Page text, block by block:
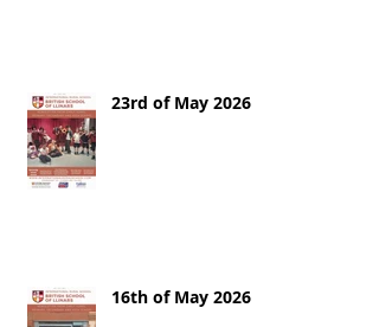
23rd of May 2026
16th of May 2026